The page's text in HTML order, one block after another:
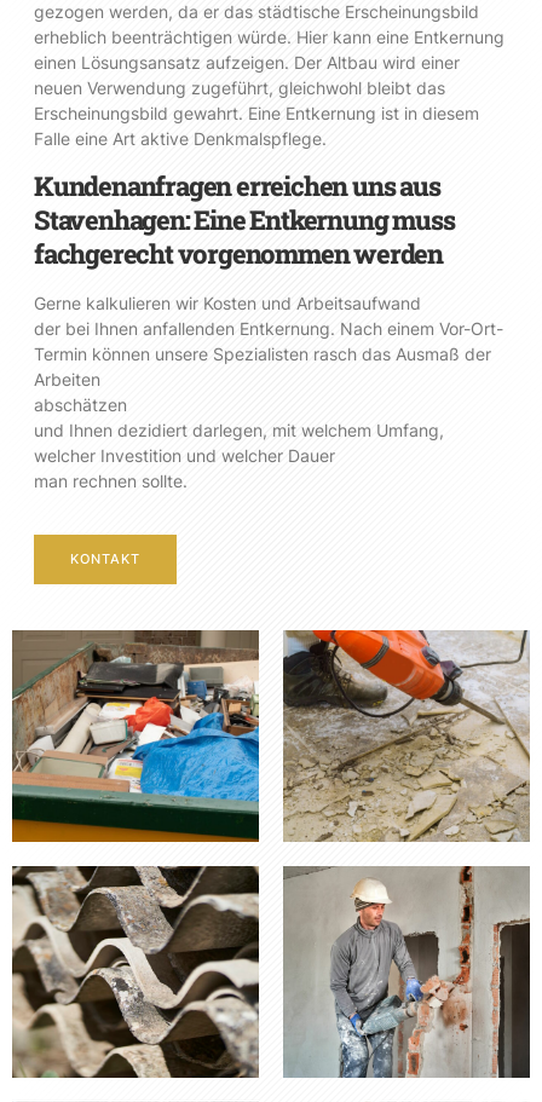
gezogen werden, da er das städtische Erscheinungsbild
erheblich beenträchtigen würde. Hier kann eine Entkernung
einen Lösungsansatz aufzeigen. Der Altbau wird einer
neuen Verwendung zugeführt, gleichwohl bleibt das
Erscheinungsbild gewahrt. Eine Entkernung ist in diesem
Falle eine Art aktive Denkmalspflege.
Kundenanfragen erreichen uns aus
Stavenhagen: Eine Entkernung muss
fachgerecht vorgenommen werden
Gerne kalkulieren wir Kosten und Arbeitsaufwand
der bei Ihnen anfallenden Entkernung. Nach einem Vor-Ort-
Termin können unsere Spezialisten rasch das Ausmaß der
Arbeiten
abschätzen
und Ihnen dezidiert darlegen, mit welchem Umfang,
welcher Investition und welcher Dauer
man rechnen sollte.
KONTAKT